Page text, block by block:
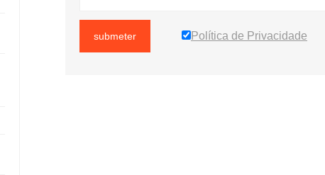
submeter Política de Privacidade